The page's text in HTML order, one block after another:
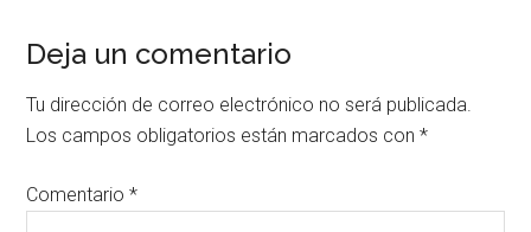
Deja un comentario
Tu dirección de correo electrónico no será publicada.
Los campos obligatorios están marcados con*
Comentario*